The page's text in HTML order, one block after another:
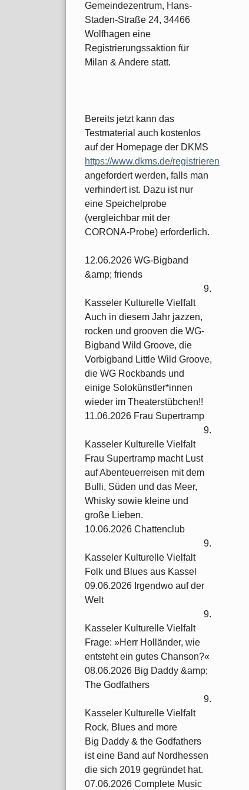
Gemeindezentrum, Hans-
Staden-Straße 24, 34466
Wolfhagen eine
Registrierungssaktion für
Milan & Andere statt.
Bereits jetzt kann das
Testmaterial auch kostenlos
auf der Homepage der DKMS
https://www.dkms.de/registrieren
angefordert werden, falls man
verhindert ist. Dazu ist nur
eine Speichelprobe
(vergleichbar mit der
CORONA-Probe) erforderlich.
12.06.2026 WG-Bigband
&amp; friends
9.
Kasseler Kulturelle Vielfalt
Auch in diesem Jahr jazzen,
rocken und grooven die WG-
Bigband Wild Groove, die
Vorbigband Little Wild Groove,
die WG Rockbands und
einige Solokünstler*innen
wieder im Theaterstübchen!!
11.06.2026 Frau Supertramp
9.
Kasseler Kulturelle Vielfalt
Frau Supertramp macht Lust
auf Abenteuerreisen mit dem
Bulli, Süden und das Meer,
Whisky sowie kleine und
große Lieben.
10.06.2026 Chattenclub
9.
Kasseler Kulturelle Vielfalt
Folk und Blues aus Kassel
09.06.2026 Irgendwo auf der
Welt
9.
Kasseler Kulturelle Vielfalt
Frage: »Herr Holländer, wie
entsteht ein gutes Chanson?«
08.06.2026 Big Daddy &amp;
The Godfathers
9.
Kasseler Kulturelle Vielfalt
Rock, Blues and more
Big Daddy & the Godfathers
ist eine Band auf Nordhessen
die sich 2019 gegründet hat.
07.06.2026 Complete Music